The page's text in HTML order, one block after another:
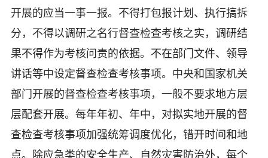
开展的应当一事一报。不得打包报计划、执行搞拆
分，不得以调研之名行督查检查考核之实，调研结
果不得作为考核问责的依据。不在部门文件、领导
讲话等中设定督查检查考核事项。中央和国家机关
部门开展的督查检查考核事项，一般不要求地方层
层配套开展。每年年初、年中，对拟实地开展的督
查检查考核事项加强统筹调度优化，错开时间和地
点。除应急类的安全生产、自然灾害防治外，每个